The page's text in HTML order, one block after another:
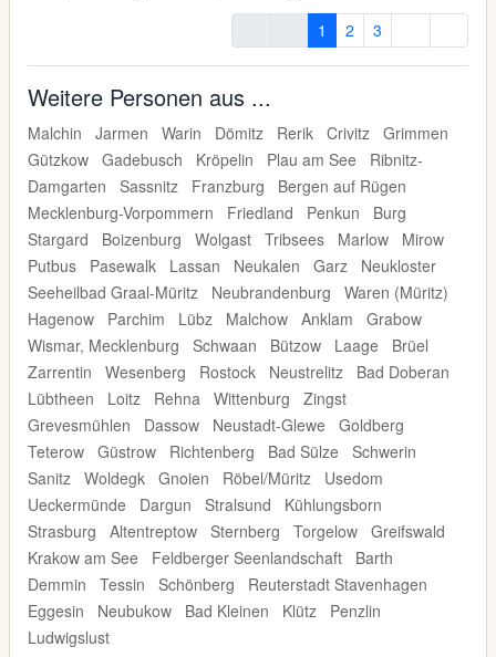
1 2 3
Weitere Personen aus ...
Malchin Jarmen Warin Dömitz Rerik Crivitz Grimmen
Gützkow Gadebusch Kröpelin Plau am See
Ribnitz-
Damgarten
Sassnitz Franzburg
Bergen auf Rügen
Mecklenburg-Vorpommern
Friedland Penkun
Burg
Stargard
Boizenburg Wolgast Tribsees Marlow
Mirow
Putbus
Pasewalk Lassan Neukalen Garz
Neukloster
Seeheilbad Graal-Müritz
Neubrandenburg
Waren (Müritz)
Hagenow
Parchim Lübz Malchow Anklam
Grabow
Wismar, Mecklenburg
Schwaan Bützow Laage
Brüel
Zarrentin
Wesenberg Rostock Neustrelitz
Bad Doberan
Lübtheen
Loitz Rehna Wittenburg
Zingst
Grevesmühlen
Dassow Neustadt-Glewe
Goldberg
Teterow Güstrow Richtenberg Bad Sülze
Schwerin
Sanitz Woldegk Gnoien Röbel/Müritz
Usedom
Ueckermünde
Dargun Stralsund
Kühlungsborn
Strasburg
Altentreptow Sternberg Torgelow Greifswald
Krakow am See
Feldberger Seenlandschaft
Barth
Demmin
Tessin Schönberg
Reuterstadt Stavenhagen
Eggesin
Neubukow Bad Kleinen Klütz
Penzlin
Ludwigslust